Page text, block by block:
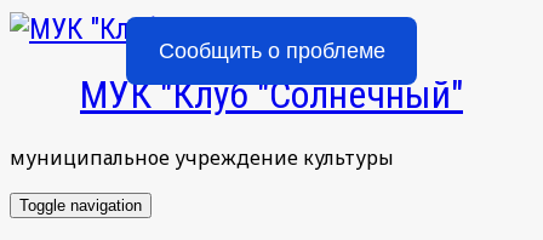
Сообщить о проблеме
МУК "Клуб "Солнечный"
муниципальное учреждение культуры
Toggle navigation